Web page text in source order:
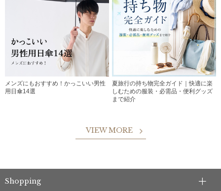
メンズにもおすすめ！かっこいい男性
用日傘14選
夏旅行の持ち物完全ガイド｜快適に楽
しむための服装・必需品・便利グッズ
まで紹介
VIEW MORE
Shopping